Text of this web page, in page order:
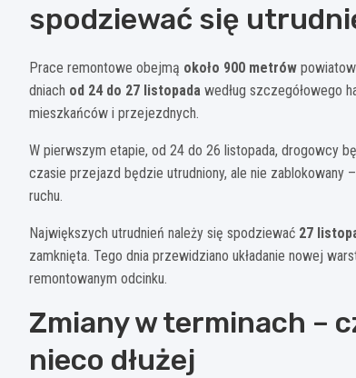
spodziewać się
Prace remontowe obejmą około 900 metrów
dniach od 24 do 27 listopada według szczegółowego
mieszkańców i przejezdnych.
W pierwszym etapie, od 24 do 26 listopada, drogowcy
czasie przejazd będzie utrudniony, ale nie
ruchu.
Największych utrudnień należy się spodziewać 27
zamknięta. Tego dnia przewidziano układanie nowej
remontowanym odcinku.
Zmiany w terminach –
nieco dłużej